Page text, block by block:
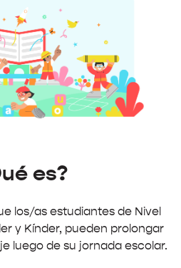
es?
los/as estudiantes de Nivel
y Kínder, pueden prolongar
luego de su jornada escolar.